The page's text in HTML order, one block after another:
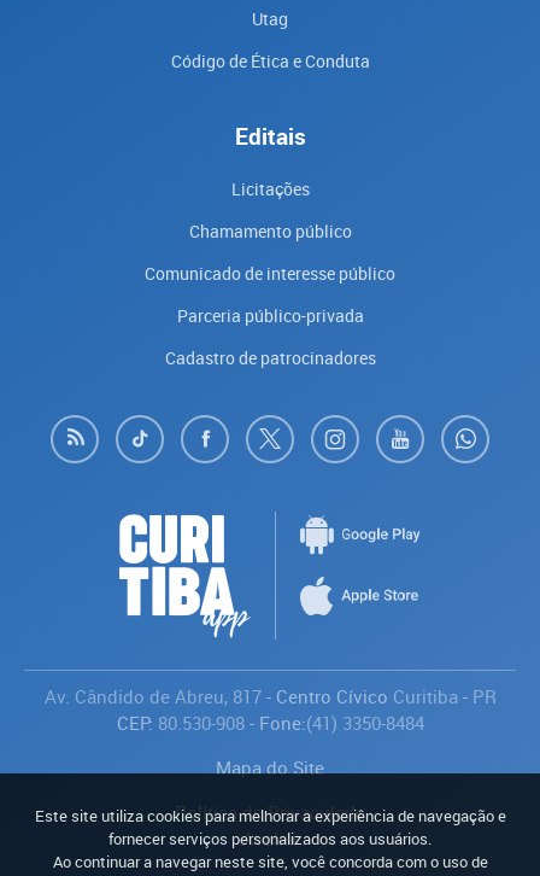
Utag
Código de Ética e Conduta
Editais
Licitações
Chamamento público
Comunicado de interesse público
Parceria público-privada
Cadastro de patrocinadores
Av. Cândido de Abreu, 817- Centro Cívico Curitiba - PR
CEP: 80.530-908- Fone:(41) 3350-8484
Mapa do Site
Política de Privacidade
Avaliar
Este site utiliza cookies para melhorar a experiência de navegação e
fornecer serviços personalizados aos usuários.
Ao continuar a navegar neste site, você concorda com o uso de